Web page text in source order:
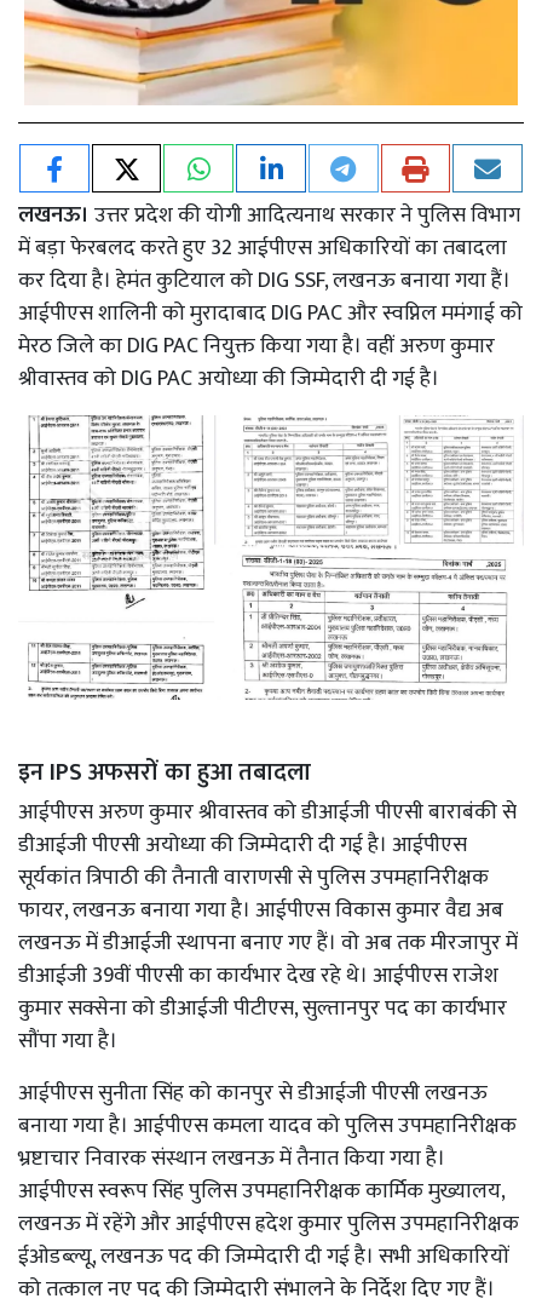
लखनऊ। उत्तर प्रदेश की योगी आदित्यनाथ सरकार ने पुलिस विभाग
में बड़ा फेरबलद करते हुए 32 आईपीएस अधिकारियों का तबादला
कर दिया है। हेमंत कुटियाल को DIG SSF, लखनऊ बनाया गया हैं।
आईपीएस शालिनी को मुरादाबाद DIG PAC और स्वप्निल ममंगाई को
मेरठ जिले का DIG PAC नियुक्त किया गया है। वहीं अरुण कुमार
श्रीवास्तव कोDIG PAC अयोध्या की जिम्मेदारी दी गई है।
इन IPS अफसरों का हुआ तबादला
आईपीएस अरुण कुमार श्रीवास्तव को डीआईजी पीएसी बाराबंकी से
डीआईजी पीएसी अयोध्या की जिम्मेदारी दी गई है। आईपीएस
सूर्यकांत त्रिपाठी की तैनाती वाराणसी से पुलिस उपमहानिरीक्षक
फायर, लखनऊ बनाया गया है। आईपीएस विकास कुमार वैद्य अब
लखनऊ में डीआईजी स्थापना बनाए गए हैं। वो अब तक मीरजापुर में
डीआईजी 39वीं पीएसी का कार्यभार देख रहे थे। आईपीएस राजेश
कुमार सक्सेना को डीआईजी पीटीएस, सुल्तानपुर पद का कार्यभार
सौंपा गया है।
आईपीएस सुनीता सिंह को कानपुर से डीआईजी पीएसी लखनऊ
बनाया गया है। आईपीएस कमला यादव को पुलिस उपमहानिरीक्षक
भ्रष्टाचार निवारक संस्थान लखनऊ में तैनात किया गया है।
आईपीएस स्वरूप सिंह पुलिस उपमहानिरीक्षक कार्मिक मुख्यालय,
लखनऊ में रहेंगे और आईपीएस ह्रदेश कुमार पुलिस उपमहानिरीक्षक
ईओडब्ल्यू, लखनऊ पद की जिम्मेदारी दी गई है। सभी अधिकारियों
को तत्काल नए पद की जिम्मेदारी संभालने के निर्देश दिए गए हैं।